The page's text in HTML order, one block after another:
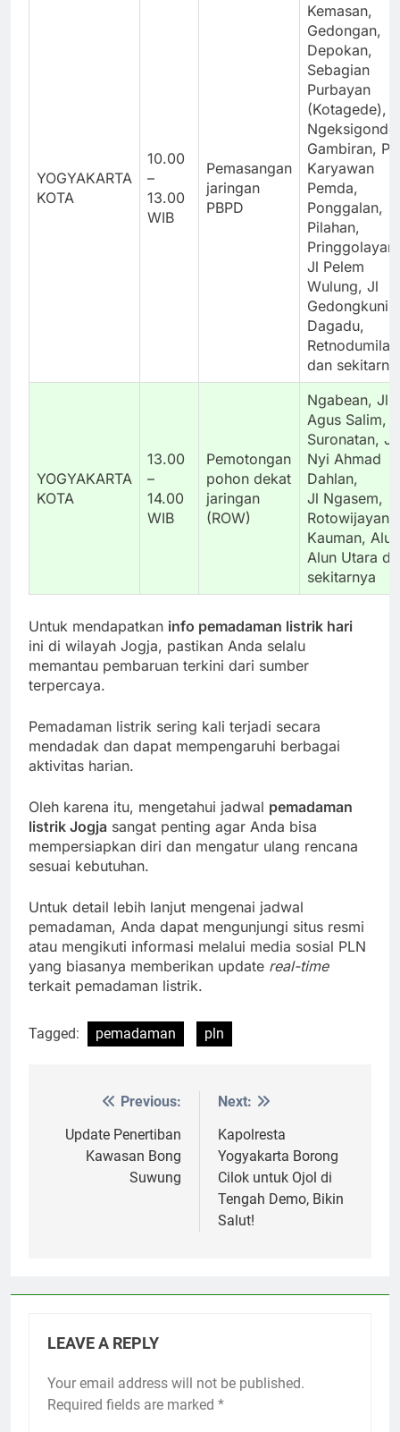
YOGYAKARTA
KOTA
10.00
–
13.00
WIB
Pemasangan
jaringan
PBPD
Kemasan,
Gedongan,
Depokan,
Sebagian
Purbayan
(Kotagede),
Gambiran, Pr
Karyawan
Pemda,
Ponggalan,
Pilahan,
Pringgolayan,
Jl Pelem
Wulung, Jl
Dagadu,
Retnodumilah
dan
YOGYAKARTA
KOTA
13.00
–
14.00
WIB
Pemotongan
pohon dekat
jaringan
(ROW)
Ngabean, Jl
Agus Salim,
Suronatan, Jl
Nyi Ahmad
Dahlan,
Jl Ngasem,
Rotowijayan,
Kauman,
Alun Utara
sekitarnya
Untuk mendapatkan info pemadaman listrik hari
ini di wilayah Jogja, pastikan Anda selalu
memantau pembaruan terkini dari sumber
terpercaya.
Pemadaman listrik sering kali terjadi secara
mendadak dan dapat mempengaruhi berbagai
aktivitas harian.
Oleh karena itu, mengetahui jadwal pemadaman
listrik Jogja sangat penting agar Anda bisa
mempersiapkan diri dan mengatur ulang rencana
sesuai kebutuhan.
Untuk detail lebih lanjut mengenai jadwal
pemadaman, Anda dapat mengunjungi situs resmi
atau mengikuti informasi melalui media sosial PLN
yang biasanya memberikan update real-time
terkait pemadaman listrik.
Tagged: pemadaman pln
navigation
Previous:
Update Penertiban
Kawasan Bong
Suwung
Next:
Kapolresta
Yogyakarta Borong
Cilok untuk Ojol di
Tengah Demo, Bikin
Salut!
LEAVE A REPLY
Your email address will not be published.
Required fields are marked *